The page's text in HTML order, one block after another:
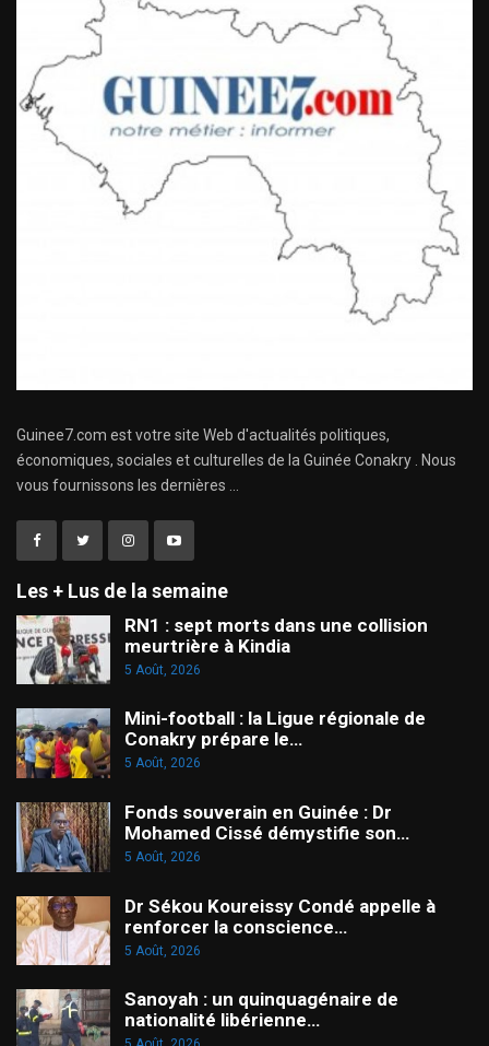
Guinee7.com est votre site Web d'actualités politiques,
économiques, sociales et culturelles de la Guinée Conakry . Nous
vous fournissons les dernières ...
Les + Lus de la semaine
RN1 : sept morts dans une collision
meurtrière à Kindia
5 Août, 2026
Mini-football : la Ligue régionale de
Conakry prépare le…
5 Août, 2026
Fonds souverain en Guinée : Dr
Mohamed Cissé démystifie son…
5 Août, 2026
Dr Sékou Koureissy Condé appelle à
renforcer la conscience…
5 Août, 2026
Sanoyah : un quinquagénaire de
nationalité libérienne…